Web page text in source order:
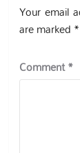
Your email
are marked *
Comment*